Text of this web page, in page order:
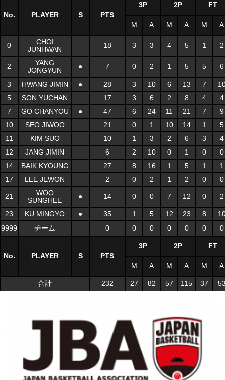
No. PLAYER S PTS
3P 2P FT
M A M A M A
0
CHOI
JUNHWAN
18 3 3 4 5 1 2
2
YANG
JONGYUN
● 7 0 2 1 5 5 6
3 HWANG JIMIN ● 28 3 10 6 13 7
5
SON YUCHAN 17 3 6 2 8 4
4
7
GO CHANYOU ● 47 6 24 11 21 7
9
10
SEO JIWOO 21 0 1 10 14 1
5
11
KIM SUO 10 1 3 2 6 3
4
12
JANG JIMIN 6 2 10 0 1 0
0
14
BAIK KYOUNG 27 8 16 1 5 1
1
17
LEE JEWON 2 0 2 1 2 0 0
21
WOO
SUNGHEE
● 14 0 0 7 12 0 2
23 KU MINGYO ● 35 1 5 12 23 8
9999
チーム 0 0 0 0 0 0 0
No. PLAYER S PTS
3P 2P FT
M A M A M A
合計 232 27 82 57 115 37